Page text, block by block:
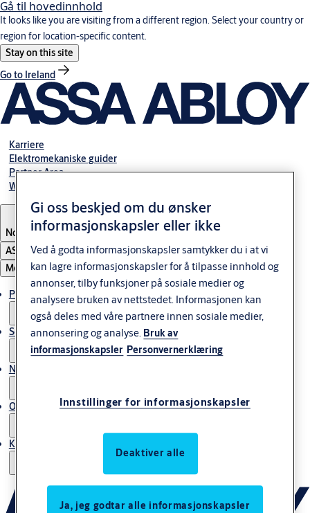
Gå til hovedinnhold
It looks like you are visiting from a different region. Select your country or
region for location-specific content.
Stay on this site
Go to Ireland
Karriere
Elektromekaniske guider
Partner Area
Webshop
Norway
ASSA ABLOY Group
Meny
Produkter og løsninger
Service
Nyheter & artikler
Om ASSA ABLOY Norway
Kontakt oss
Gi oss beskjed om du ønsker
informasjonskapsler eller ikke
Ved å godta informasjonskapsler samtykker du i at vi
kan lagre informasjonskapsler for å tilpasse innhold og
annonser, tilby funksjoner på sosiale medier og
analysere bruken av nettstedet. Informasjonen kan
også deles med våre partnere innen sosiale medier,
annonsering og analyse. Bruk av
informasjonskapsler Personvernerklæring
Innstillinger for informasjonskapsler
Deaktiver alle
Ja, jeg godtar alle informasjonskapsler